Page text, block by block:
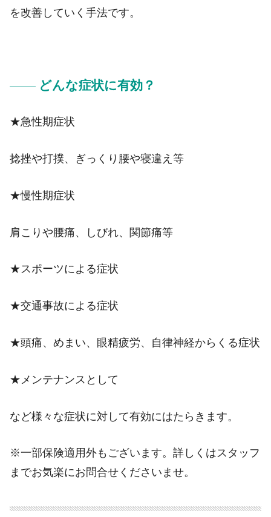
を改善していく手法です。
どんな症状に有効？
★急性期症状
捻挫や打撲、ぎっくり腰や寝違え等
★慢性期症状
肩こりや腰痛、しびれ、関節痛等
★スポーツによる症状
★交通事故による症状
★頭痛、めまい、眼精疲労、自律神経からくる症状
★メンテナンスとして
など様々な症状に対して有効にはたらきます。
※一部保険適用外もございます。詳しくはスタッフ
までお気楽にお問合せくださいませ。